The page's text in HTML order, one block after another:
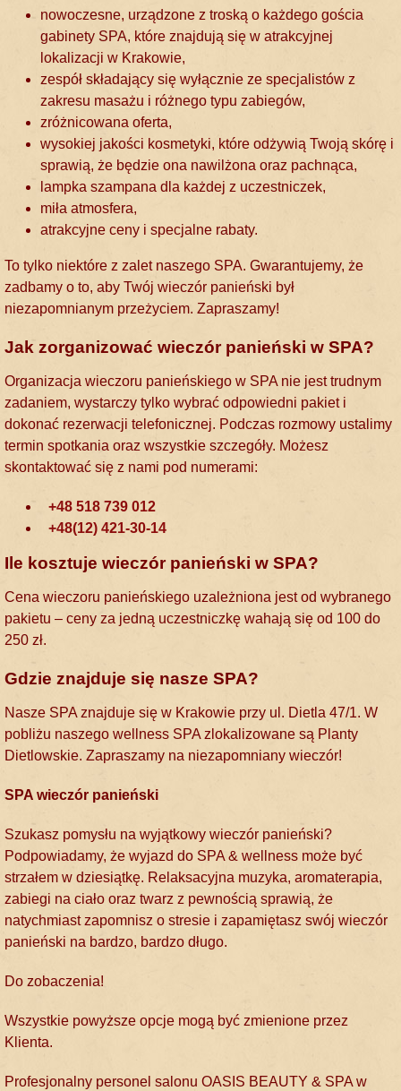
nowoczesne, urządzone z troską o każdego gościa
gabinety SPA, które znajdują się w atrakcyjnej
lokalizacji w Krakowie,
zespół składający się wyłącznie ze specjalistów z
zakresu masażu i różnego typu zabiegów,
zróżnicowana oferta,
wysokiej jakości kosmetyki, które odżywią Twoją skórę i
sprawią, że będzie ona nawilżona oraz pachnąca,
lampka szampana dla każdej z uczestniczek,
miła atmosfera,
atrakcyjne ceny i specjalne rabaty.
To tylko niektóre z zalet naszego SPA. Gwarantujemy, że
zadbamy o to, aby Twój wieczór panieński był
niezapomnianym przeżyciem. Zapraszamy!
Jak zorganizować wieczór panieński w SPA?
Organizacja wieczoru panieńskiego w SPA nie jest trudnym
zadaniem, wystarczy tylko wybrać odpowiedni pakiet i
dokonać rezerwacji telefonicznej. Podczas rozmowy ustalimy
termin spotkania oraz wszystkie szczegóły. Możesz
skontaktować się z nami pod numerami:
+48 518 739 012
+48(12) 421-30-14
Ile kosztuje wieczór panieński w SPA?
Cena wieczoru panieńskiego uzależniona jest od wybranego
pakietu – ceny za jedną uczestniczkę wahają się od 100 do
250 zł.
Gdzie znajduje się nasze SPA?
Nasze SPA znajduje się w Krakowie przy ul. Dietla 47/1. W
pobliżu naszego wellness SPA zlokalizowane są Planty
Dietlowskie. Zapraszamy na niezapomniany wieczór!
SPA wieczór panieński
Szukasz pomysłu na wyjątkowy wieczór panieński?
Podpowiadamy, że wyjazd do SPA & wellness może być
strzałem w dziesiątkę. Relaksacyjna muzyka, aromaterapia,
zabiegi na ciało oraz twarz z pewnością sprawią, że
natychmiast zapomnisz o stresie i zapamiętasz swój wieczór
panieński na bardzo, bardzo długo.
Do zobaczenia!
Wszystkie powyższe opcje mogą być zmienione przez
Klienta.
Profesjonalny personel salonu OASIS BEAUTY & SPA w